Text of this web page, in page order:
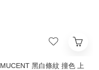
MUCENT 黑白條紋 撞色 上